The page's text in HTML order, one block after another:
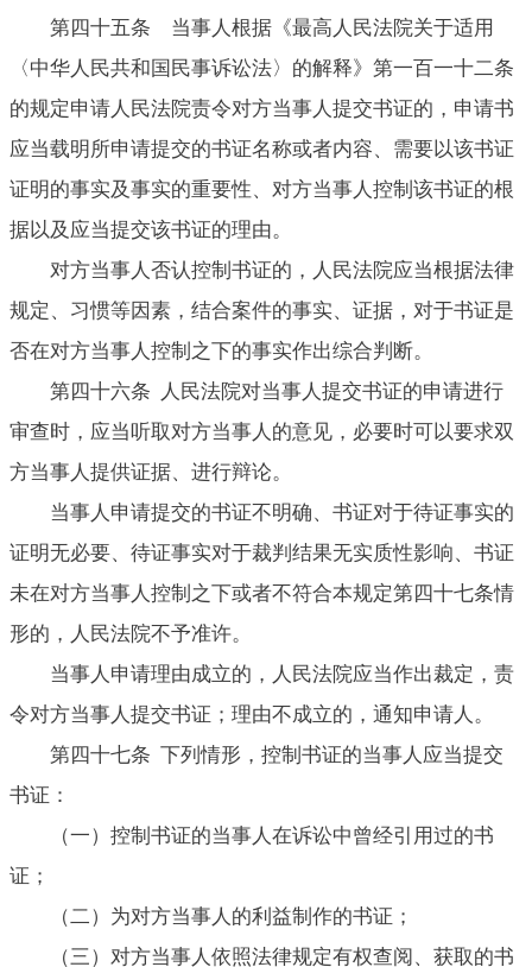
第四十五条 当事人根据《最高人民法院关于适用
〈中华人民共和国民事诉讼法〉的解释》第一百一十二条
的规定申请人民法院责令对方当事人提交书证的，申请书
应当载明所申请提交的书证名称或者内容、需要以该书证
证明的事实及事实的重要性、对方当事人控制该书证的根
据以及应当提交该书证的理由。
对方当事人否认控制书证的，人民法院应当根据法律
规定、习惯等因素，结合案件的事实、证据，对于书证是
否在对方当事人控制之下的事实作出综合判断。
第四十六条 人民法院对当事人提交书证的申请进行
审查时，应当听取对方当事人的意见，必要时可以要求双
方当事人提供证据、进行辩论。
当事人申请提交的书证不明确、书证对于待证事实的
证明无必要、待证事实对于裁判结果无实质性影响、书证
未在对方当事人控制之下或者不符合本规定第四十七条情
形的，人民法院不予准许。
当事人申请理由成立的，人民法院应当作出裁定，责
令对方当事人提交书证；理由不成立的，通知申请人。
第四十七条 下列情形，控制书证的当事人应当提交
书证：
（一）控制书证的当事人在诉讼中曾经引用过的书
证；
（二）为对方当事人的利益制作的书证；
（三）对方当事人依照法律规定有权查阅、获取的书